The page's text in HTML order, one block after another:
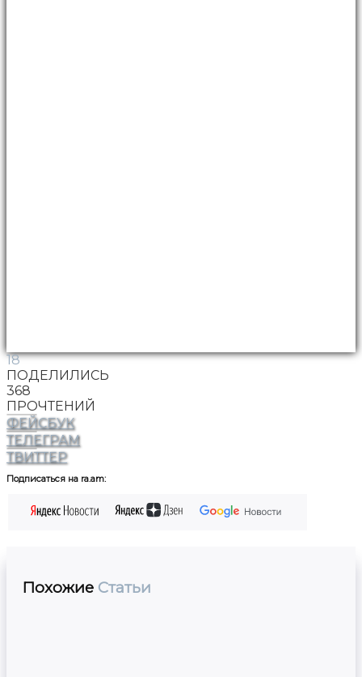
18
ПОДЕЛИЛИСЬ
368
ПРОЧТЕНИЙ
ФЕЙСБУК
ТЕЛЕГРАМ
ТВИТТЕР
Подписаться на ra.am:
Похожие Статьи